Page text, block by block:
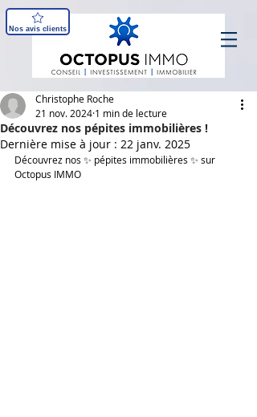
Nos avis clients
Découvrez nos pépites immobilières !
Christophe Roche
21 nov. 2024 1 min de lecture
Dernière mise à jour : 22 janv. 2025
Découvrez nos ✨ pépites immobilières ✨ sur
Octopus IMMO